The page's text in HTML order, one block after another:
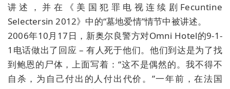
讲述，并在《美国犯罪电视连续剧Fecuntine
Selectersin 2012》中的“墓地爱情”情节中被讲述。
2006年10月17日，新奥尔良警方对Omni Hotel的9-1-
1电话做出了回应 – 有人死于他们。他们到达是为了找
到鲍恩的尸体，上面写着：“这不是偶然的。我不得不
自杀，为自己付出的人付出代价。”一年前，在法国